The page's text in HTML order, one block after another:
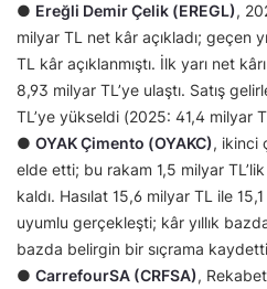
● Ereğli Demir Çelik (EREGL),
milyar TL net kâr açıkladı; geçen
TL kâr açıklanmıştı. İlk yarı net
8,93 milyar TL’ye ulaştı. Satış
TL’ye yükseldi (2025: 41,4 milyar
● OYAK Çimento (OYAKC), ikinci
elde etti; bu rakam 1,5 milyar
kaldı. Hasılat 15,6 milyar TL ile
uyumlu gerçekleşti; kâr yıllık
bazda belirgin bir sıçrama
● CarrefourSA (CRFSA),